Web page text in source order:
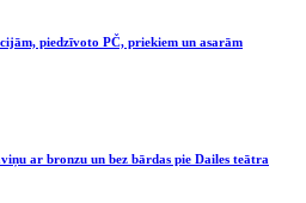
piedzīvoto PČ, priekiem un asarām
ar bronzu un bez bārdas pie Dailes teātra